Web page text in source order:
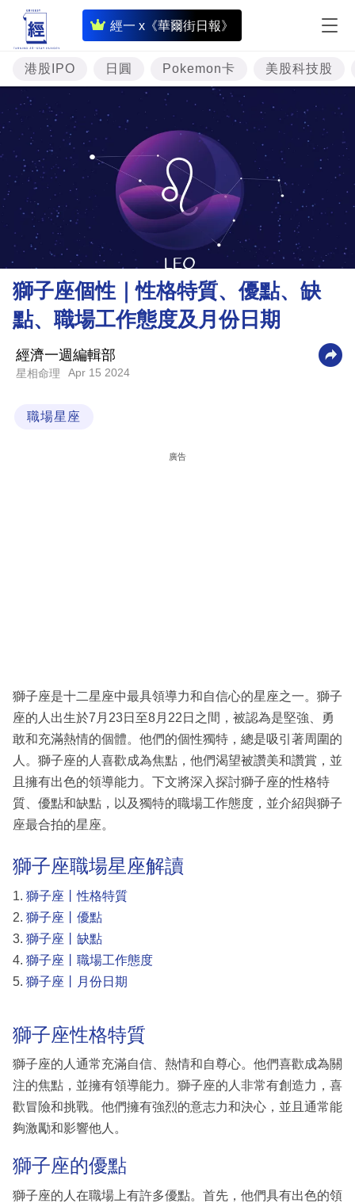
經一 x《華爾街日報》
即
時
財
經
專
題
投
理
財
商
業
科
區
港股IPO 日圓 Pokemon卡 美股科技股
獅子座個性｜性格特質、優點、缺
點、職場工作態度及月份日期
經濟一週編輯部
星相命理 Apr 15 2024
職場星座
廣告
獅子座是十二星座中最具領導力和自信心的星座之一。獅子
座的人出生於7月23日至8月22日之間，被認為是堅強、勇
敢和充滿熱情的個體。他們的個性獨特，總是吸引著周圍的
人。獅子座的人喜歡成為焦點，他們渴望被讚美和讚賞，並
且擁有出色的領導能力。下文將深入探討獅子座的性格特
質、優點和缺點，以及獨特的職場工作態度，並介紹與獅子
座最合拍的星座。
獅子座職場星座解讀
1. 獅子座丨性格特質
2. 獅子座丨優點
3. 獅子座丨缺點
4. 獅子座丨職場工作態度
5. 獅子座丨月份日期
獅子座性格特質
獅子座的人通常充滿自信、熱情和自尊心。他們喜歡成為關
注的焦點，並擁有領導能力。獅子座的人非常有創造力，喜
歡冒險和挑戰。他們擁有強烈的意志力和決心，並且通常能
夠激勵和影響他人。
獅子座的優點
獅子座的人在職場上有許多優點。首先，他們具有出色的領